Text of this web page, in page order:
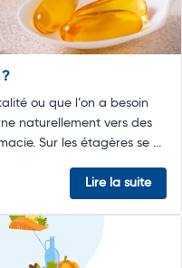
ou que l’on a besoin
naturellement vers des
Sur les étagères se ...
Lire la suite